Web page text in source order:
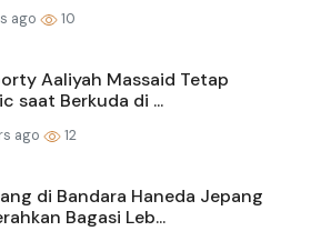
ago 10
Aaliyah Massaid Tetap
saat Berkuda di ...
ago 12
di Bandara Haneda Jepang
Bagasi Leb...